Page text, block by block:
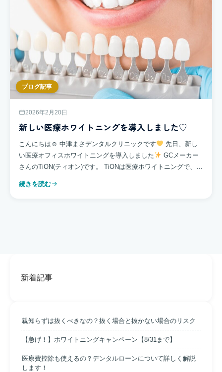
ブログ記事
2026年2月20日
新しい医療ホワイトニングを導入しました♡
こんにちは☺ 中津まさデンタルクリニックです
先日、新し
い医療オフィスホワイトニングを導入しました
GCメーカー
さんのTiON(ティオン)です。 TiONは医療ホワイトニングで、歯
続きを読む
新着記事
親知らずは抜くべきなの？抜く場合と抜かない場合のリスク
【急げ！】ホワイトニングキャンペーン【8/31まで】
医療費控除も使えるの？デンタルローンについて詳しく解説
します！